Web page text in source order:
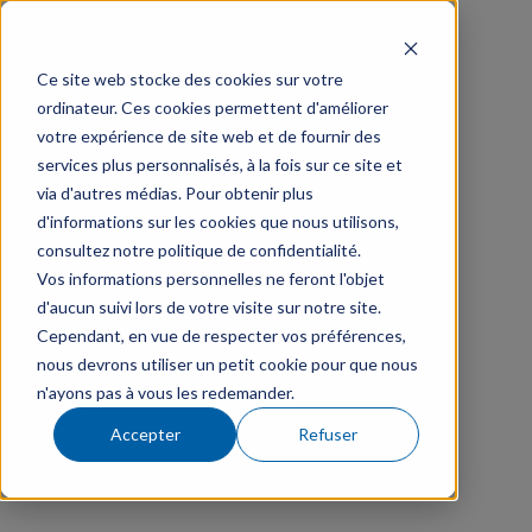
Ce site web stocke des cookies sur votre
ordinateur. Ces cookies permettent d'améliorer
votre expérience de site web et de fournir des
services plus personnalisés, à la fois sur ce site et
via d'autres médias. Pour obtenir plus
d'informations sur les cookies que nous utilisons,
consultez notre politique de confidentialité.
Vos informations personnelles ne feront l'objet
d'aucun suivi lors de votre visite sur notre site.
Cependant, en vue de respecter vos préférences,
nous devrons utiliser un petit cookie pour que nous
n'ayons pas à vous les redemander.
Accepter Refuser